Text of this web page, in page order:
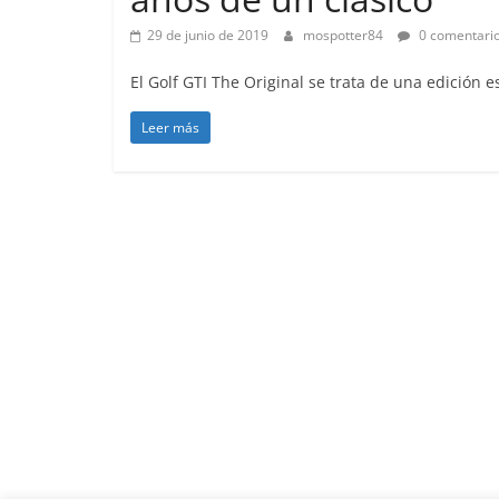
29 de junio de 2019 mospotter84 0
El Golf GTI The Original se trata de una edición
Leer más